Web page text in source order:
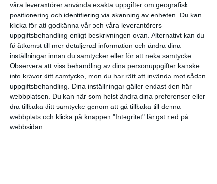
våra leverantörer använda exakta uppgifter om geografisk
positionering och identifiering via skanning av enheten. Du kan
klicka för att godkänna vår och våra leverantörers
uppgiftsbehandling enligt beskrivningen ovan. Alternativt kan du
få åtkomst till mer detaljerad information och ändra dina
inställningar innan du samtycker eller för att neka samtycke.
Observera att viss behandling av dina personuppgifter kanske
inte kräver ditt samtycke, men du har rätt att invända mot sådan
uppgiftsbehandling. Dina inställningar gäller endast den här
webbplatsen. Du kan när som helst ändra dina preferenser eller
dra tillbaka ditt samtycke genom att gå tillbaka till denna
webbplats och klicka på knappen "Integritet" längst ned på
webbsidan.
FAKTA